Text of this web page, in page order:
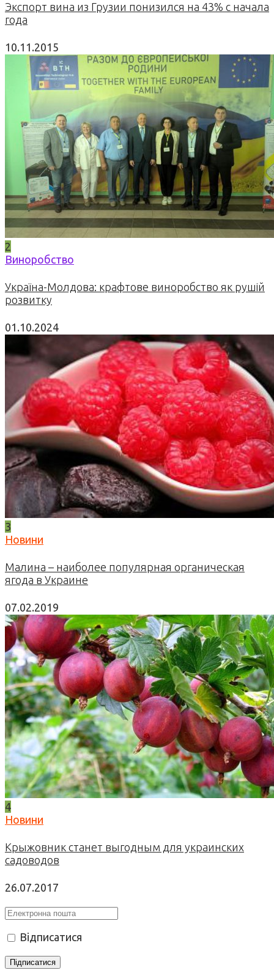
Экспорт вина из Грузии понизился на 43% с начала
года
10.11.2015
2
Виноробство
Україна-Молдова: крафтове виноробство як рушій
розвитку
01.10.2024
3
Новини
Малина – наиболее популярная органическая
ягода в Украине
07.02.2019
4
Новини
Крыжовник станет выгодным для украинских
садоводов
26.07.2017
Відписатися